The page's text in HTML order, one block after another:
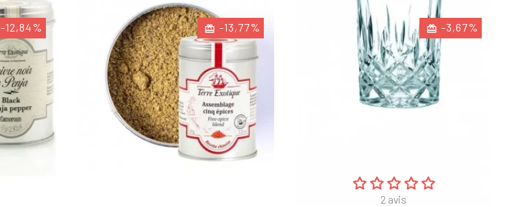
-12,84% -13,77% -3,67%
2 avis